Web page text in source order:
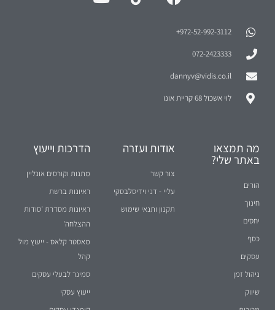
972-52-992-3112⁩+
072-2423333
dannyv@vidis.co.il
לוי אשכול 68 קריית אונו
מה תמצאו
באתר שלי?
הורים
חינוך
יחסים
כסף
עסקים
ניהול זמן
שיווק
אודות ועזרה
צור קשר
עליי - דני וידיסלבסקי
תקנון ותנאי שימוש
הדרכות וייעוץ
מתנות וקורסים אונליין
ראיונות ברשת
ראיונות מסדרת 'סודות
ההצלחה'
מאסטר קלאס - ייעוץ מול
קהל
סמינר לבעלי עסקים
ייעוץ עסקי